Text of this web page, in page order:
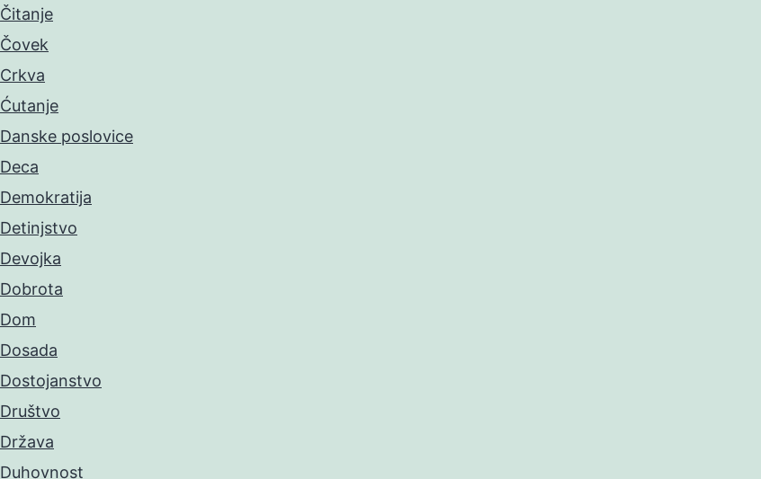
Čitanje
Čovek
Crkva
Ćutanje
Danske poslovice
Deca
Demokratija
Detinjstvo
Devojka
Dobrota
Dom
Dosada
Dostojanstvo
Društvo
Država
Duhovnost